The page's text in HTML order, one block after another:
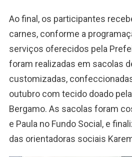
Ao final, os participantes
carnes, conforme a
serviços oferecidos pela
foram realizadas em sacolas
customizadas,
outubro com tecido doado
Bergamo. As sacolas foram
e Paula no Fundo Social, e
das orientadoras sociais